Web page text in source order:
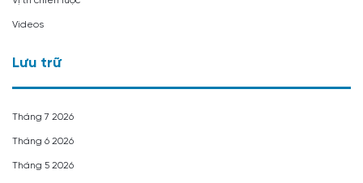
Videos
Lưu trữ
Tháng 7 2026
Tháng 6 2026
Tháng 5 2026